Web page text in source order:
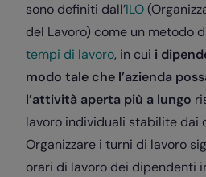
sono definiti dall’ILO
del Lavoro) come un metodo
tempi di lavoro, in cui i
modo tale che l’azienda
l’attività aperta più a lungo
lavoro individuali stabilite dai
Organizzare i turni di lavoro
orari di lavoro dei dipendenti